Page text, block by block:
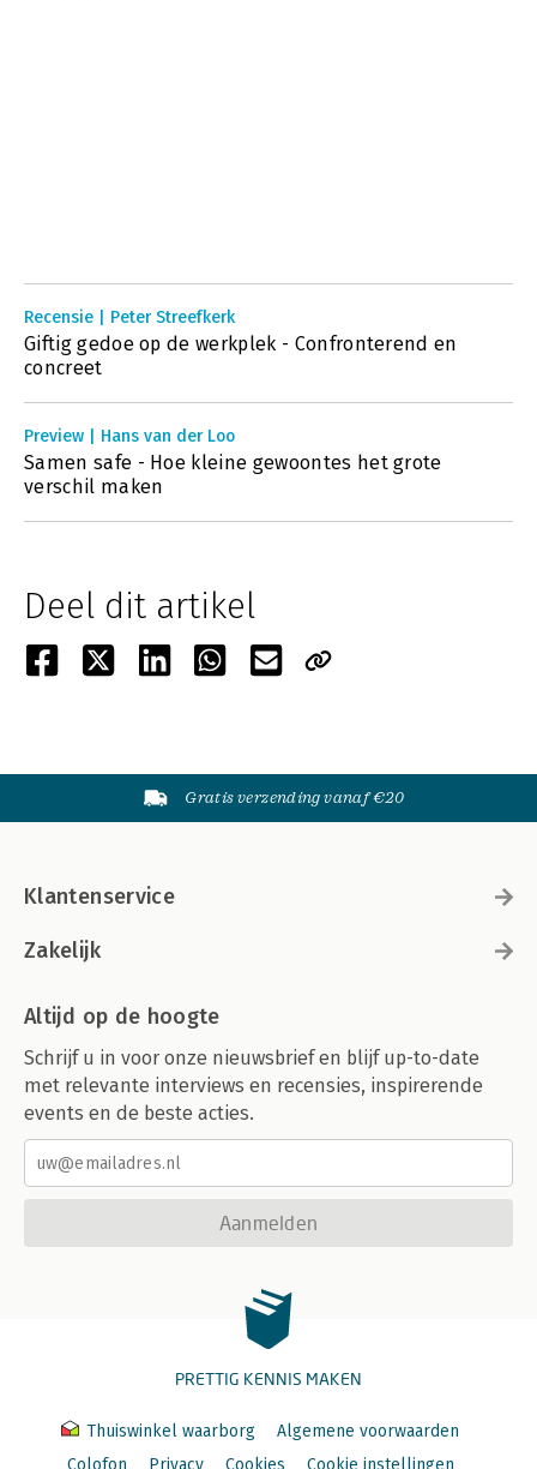
Recensie | Peter Streefkerk
Giftig gedoe op de werkplek - Confronterend en
concreet
Preview | Hans van der Loo
Samen safe - Hoe kleine gewoontes het grote
verschil maken
Deel dit artikel
Gratis verzending vanaf €20
Klantenservice
Zakelijk
Altijd op de hoogte
Schrijf u in voor onze nieuwsbrief en blijf up-to-date
met relevante interviews en recensies, inspirerende
events en de beste acties.
Aanmelden
PRETTIG KENNIS MAKEN
Thuiswinkel waarborg
Algemene voorwaarden
Colofon
Privacy Cookies Cookie instellingen